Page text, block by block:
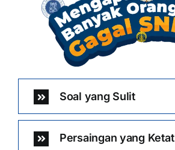
Soal yang Sulit
Persaingan yang Ketat